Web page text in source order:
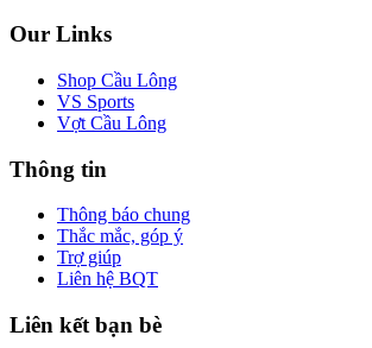
Our Links
Shop Cầu Lông
VS Sports
Vợt Cầu Lông
Thông tin
Thông báo chung
Thắc mắc, góp ý
Trợ giúp
Liên hệ BQT
Liên kết bạn bè